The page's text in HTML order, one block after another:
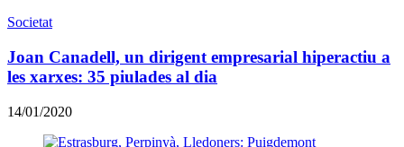
Societat
Joan Canadell, un dirigent empresarial hiperactiu a
les xarxes: 35 piulades al dia
14/01/2020